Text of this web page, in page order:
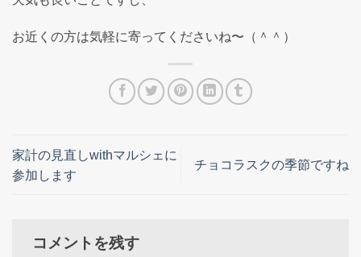
お近くの方は気軽に寄ってくださいね〜（＾＾）
家計の見直しwithマルシェに
参加します
チョコラスクの季節ですね
コメントを残す